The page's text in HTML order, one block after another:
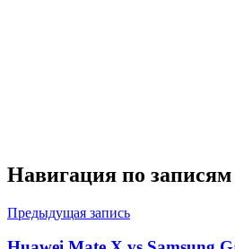
Навигация по записям
Предыдущая запись